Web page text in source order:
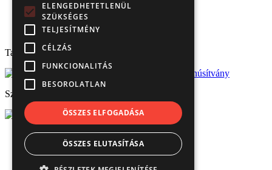
6000 Kecskemét, Budai út 137.
Tel.: (+36) 1 306 3770
Email: verbis@verbis.hu
Tanúsítványaink
Széchenyi 2020
© Verbis Kft 2026
Adatvédelem
Impresszum
ELENGEDHETETLENÜL
SZÜKSÉGES
TELJESÍTMÉNY
CÉLZÁS
FUNKCIONALITÁS
BESOROLATLAN
ÖSSZES ELFOGADÁSA
ÖSSZES ELUTASÍTÁSA